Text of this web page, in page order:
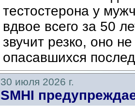
тестостерона у
вдвое всего за 50
звучит резко, оно
опасавшихся
30 июля 2026 г.
SMHI